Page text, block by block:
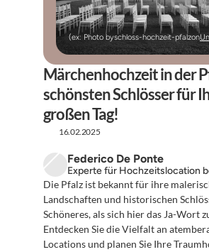
(ex: Photo byschloss-hochzeit-pfalzon
Märchenhochzeit in der
schönsten Schlösser für
großen Tag!
16.02.2025
Federico De Ponte
Experte für Hochzeitslocation
Die Pfalz ist bekannt für ihre
Landschaften und historischen
Schöneres, als sich hier das Ja-Wort
Entdecken Sie die Vielfalt an
Locations und planen Sie Ihre